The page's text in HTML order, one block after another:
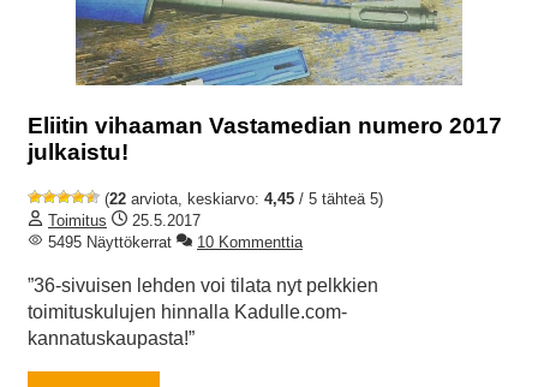
Eliitin vihaaman Vastamedian numero 2017
julkaistu!
(22 arviota, keskiarvo: 4,45 / 5 tähteä 5)
Toimitus
25.5.2017
5495 Näyttökerrat
10 Kommenttia
”36-sivuisen lehden voi tilata nyt pelkkien
toimituskulujen hinnalla Kadulle.com-
kannatuskaupasta!”